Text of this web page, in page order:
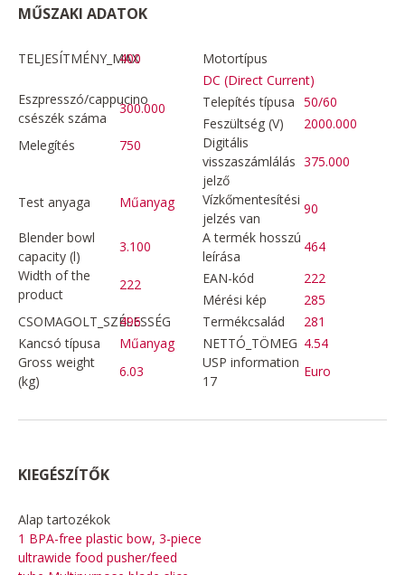
MŰSZAKI ADATOK
TELJESÍTMÉNY_MAX
400
Motortípus
DC (Direct Current)
Eszpresszó/cappucino
csészék száma
300.000 Telepítés típusa 50/60
Feszültség (V)
2000.000
Melegítés
750
Digitális
visszaszámlálás
jelző
375.000
Test anyaga Műanyag
Vízkőmentesítési
jelzés van
90
Blender bowl
capacity (l)
3.100
A termék hosszú
leírása
464
Width of the
product
222 EAN-kód
222
Mérési kép
285
CSOMAGOLT_SZÉLESSÉG
496 Termékcsalád
281
Kancsó típusa
Műanyag NETTÓ_TÖMEG 4.54
Gross weight
(kg)
6.03
USP information
17
Euro
KIEGÉSZÍTŐK
Alap tartozékok
1 BPA-free plastic bow, 3-piece
ultrawide food pusher/feed